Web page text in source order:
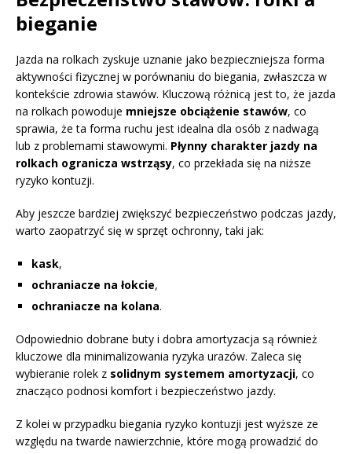
bieganie
Jazda na rolkach zyskuje uznanie jako bezpieczniejsza forma
aktywności fizycznej w porównaniu do biegania, zwłaszcza w
kontekście zdrowia stawów. Kluczową różnicą jest to, że jazda
na rolkach powoduje mniejsze obciążenie stawów, co
sprawia, że ta forma ruchu jest idealna dla osób z nadwagą
lub z problemami stawowymi. Płynny charakter jazdy na
rolkach ogranicza wstrząsy, co przekłada się na niższe
ryzyko kontuzji.
Aby jeszcze bardziej zwiększyć bezpieczeństwo podczas jazdy,
warto zaopatrzyć się w sprzęt ochronny, taki jak:
kask,
ochraniacze na łokcie,
ochraniacze na kolana.
Odpowiednio dobrane buty i dobra amortyzacja są również
kluczowe dla minimalizowania ryzyka urazów. Zaleca się
wybieranie rolek z solidnym systemem amortyzacji, co
znacząco podnosi komfort i bezpieczeństwo jazdy.
Z kolei w przypadku biegania ryzyko kontuzji jest wyższe ze
względu na twarde nawierzchnie, które mogą prowadzić do